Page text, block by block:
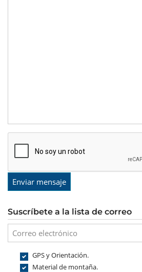
Enviar mensaje
Suscríbete a la lista de correo
GPS y Orientación.
Material de montaña.